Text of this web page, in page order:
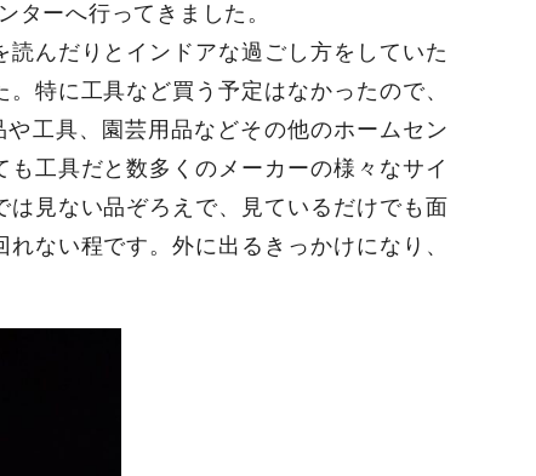
ターへ行ってきました。
んだりとインドアな過ごし方をしていた
特に工具など買う予定はなかったので、
工具、園芸用品などその他のホームセン
工具だと数多くのメーカーの様々なサイ
見ない品ぞろえで、見ているだけでも面
ない程です。外に出るきっかけになり、